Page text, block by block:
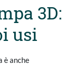
3D:
usi
è anche